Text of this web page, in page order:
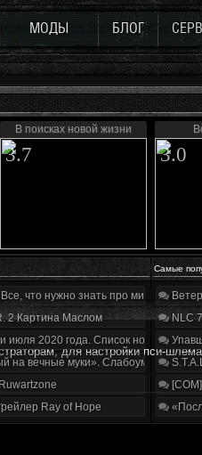
МОДЫ БЛОГ
В поисках новой жизни
3.7 3.0
Самые
что нужно знать про мир,
2 Картина Маслом
июля 2020 года. Список
на вечные муки». Слабоумие и
Ray of Hope
NLC
для настройки пси-